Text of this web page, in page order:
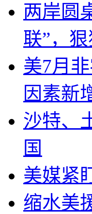
两岸圆
联”，
美7月
因素新
沙特、
国
美媒紧
缩水美